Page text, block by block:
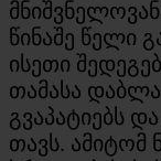
წინაშე წელი
ისეთი
თამასა
გვაპატიებს
თავს. ამიტომ